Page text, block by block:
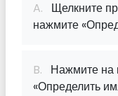
A. Щелкните
нажмите
B. Нажмите на
«Определить